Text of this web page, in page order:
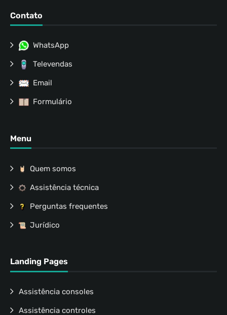
Contato
WhatsApp
Televendas
Email
Formulário
Menu
Quem somos
Assistência técnica
Perguntas frequentes
Jurídico
Landing Pages
Assistência consoles
Assistência controles